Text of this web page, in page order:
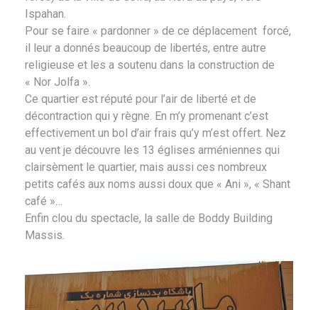
Ispahan.
Pour se faire « pardonner » de ce déplacement forcé,
il leur a donnés beaucoup de libertés, entre autre
religieuse et les a soutenu dans la construction de
« Nor Jolfa ».
Ce quartier est réputé pour l’air de liberté et de
décontraction qui y règne. En m’y promenant c’est
effectivement un bol d’air frais qu’y m’est offert. Nez
au vent je découvre les 13 églises arméniennes qui
clairsèment le quartier, mais aussi ces nombreux
petits cafés aux noms aussi doux que « Ani », « Shant
café »…
Enfin clou du spectacle, la salle de Boddy Building
Massis.